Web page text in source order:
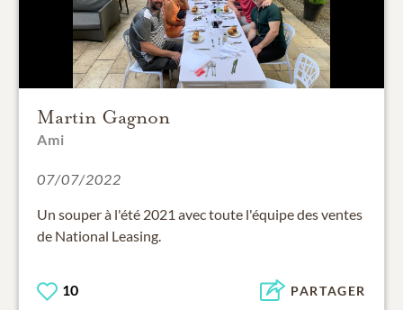
Martin Gagnon
Ami
07/07/2022
Un souper à l'été 2021 avec toute l'équipe des ventes
de National Leasing.
10 PARTAGER